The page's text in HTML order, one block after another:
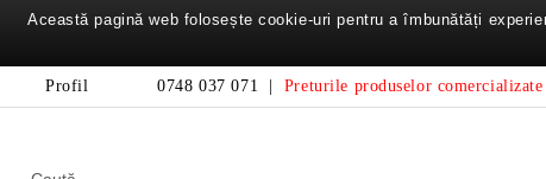
Profil 0748 037 071 Preturile produselor
Această pagină web folosește cookie-uri pentru a îmbunătăți